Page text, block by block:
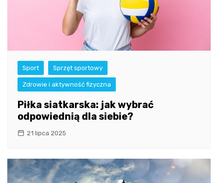
Sport Sprzęt sportowy
Zdrowie i aktywność fizyczna
Piłka siatkarska: jak wybrać
odpowiednią dla siebie?
21 lipca 2025